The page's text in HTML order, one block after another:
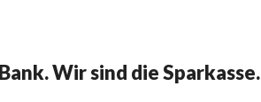
Wir sind die Sparkasse.